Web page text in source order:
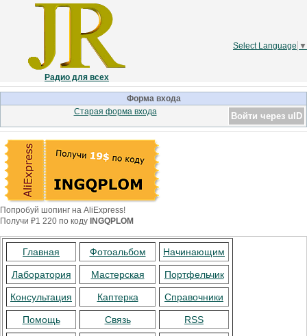
Радио для всех
Select Language ▼
Форма входа
Войти через uID
Старая форма входа
Попробуй шопинг на AliExpress!
Получи ₽1 220 по коду INGQPLOM
Главная Фотоальбом Начинающим
Лаборатория Мастерская Портфельчик
Консультация Каптерка Справочники
Помощь Связь RSS